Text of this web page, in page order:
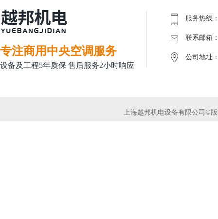
专注商用中央空调服务
设备及工程5年质保 售后服务2小时响应
服务热线
联系邮箱
公司地址
上海越邦机电设备有限公司©